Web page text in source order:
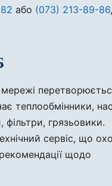
або (073) 213-89-86
мережі
теплообмінники,
грязьовики.
сервіс, що
щодо